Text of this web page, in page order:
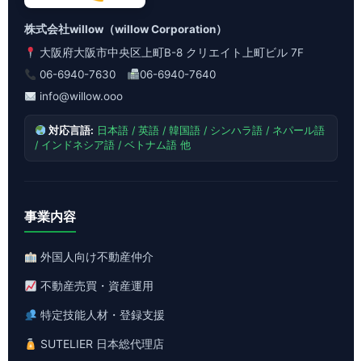
株式会社willow（willow Corporation）
大阪府大阪市中央区上町B-8 クリエイト上町ビル 7F
06-6940-7630
06-6940-7640
info@willow.ooo
対応言語: 日本語 / 英語 / 韓国語 / シンハラ語 / ネパール語
/ インドネシア語 / ベトナム語 他
事業内容
外国人向け不動産仲介
不動産売買・資産運用
特定技能人材・登録支援
SUTELIER 日本総代理店